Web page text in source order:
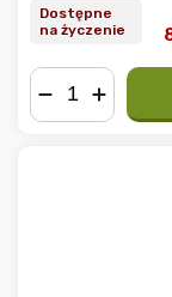
Dostępne
na życzenie